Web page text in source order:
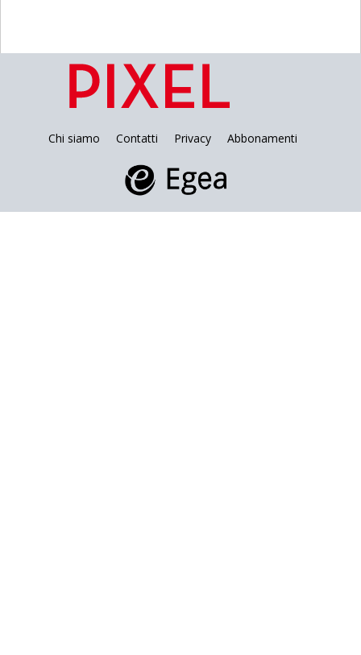
Chi siamo Contatti Privacy Abbonamenti